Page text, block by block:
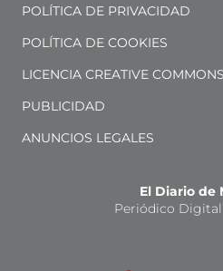
POLÍTICA DE PRIVACIDAD
POLÍTICA DE COOKIES
LICENCIA CREATIVE COMMONS
PUBLICIDAD
ANUNCIOS LEGALES
El Diario de
Periódico